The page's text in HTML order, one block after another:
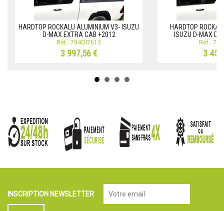
HARDTOP ROCKALU ALUMINIUM V3- ISUZU
D-MAX EXTRA CAB +2012
Réf.: 794OI7613
3 997,56 €
HARDTOP
ISUZU D-MAX
Réf.:
3
INSCRIPTION NEWSLETTER